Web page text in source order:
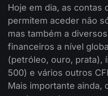
Hoje em dia, as contas
permitem aceder não
mas também a
financeiros a nível
(petróleo, ouro, prata),
500) e vários outros
Mais importante ainda,